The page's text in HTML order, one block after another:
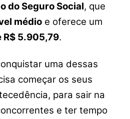
do Seguro Social, que
médioe oferece um
R$ 5.905,79.
uma dessas
começar os seus
para sair na
e ter tempo